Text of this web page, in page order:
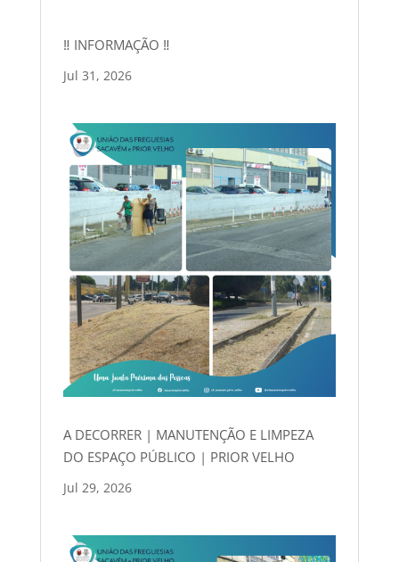
‼ INFORMAÇÃO ‼
Jul 31, 2026
A DECORRER | MANUTENÇÃO E LIMPEZA
DO ESPAÇO PÚBLICO | PRIOR VELHO
Jul 29, 2026